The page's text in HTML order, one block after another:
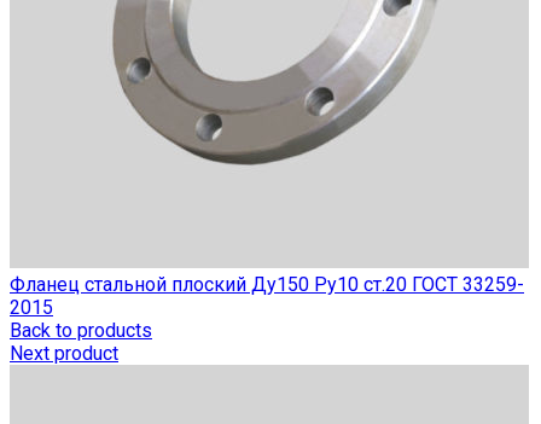
Фланец стальной плоский Ду150 Ру10 ст.20 ГОСТ 33259-
2015
Back to products
Next product